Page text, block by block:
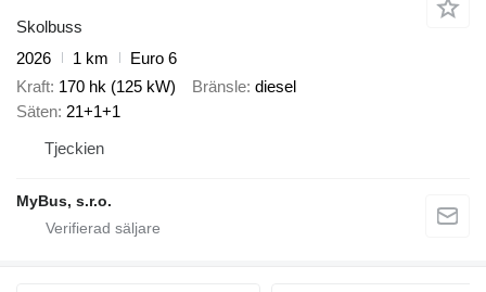
Skolbuss
2026
1 km
Euro 6
Kraft 170 hk (125 kW) Bränsle diesel
Säten 21+1+1
Tjeckien
MyBus, s.r.o.